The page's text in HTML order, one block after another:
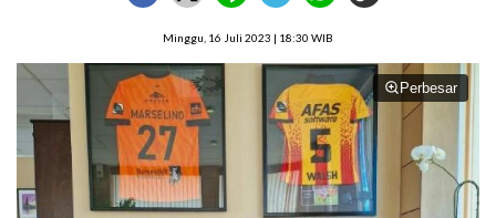
Minggu, 16 Juli 2023 | 18:30 WIB
Perbesar